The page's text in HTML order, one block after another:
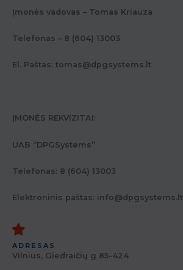
Įmonės vadovas – Tomas Kriauza
Telefonas – 8 (604) 13003
El. Paštas: tomas@dpgsystems.lt
ĮMONĖS REKVIZITAI:
UAB “DPGSystems”
Telefonas: 8 (604) 13003
Elektroninis paštas: info@dpgsystems.lt
ADRESAS
Vilnius, Giedraičių g 85-424